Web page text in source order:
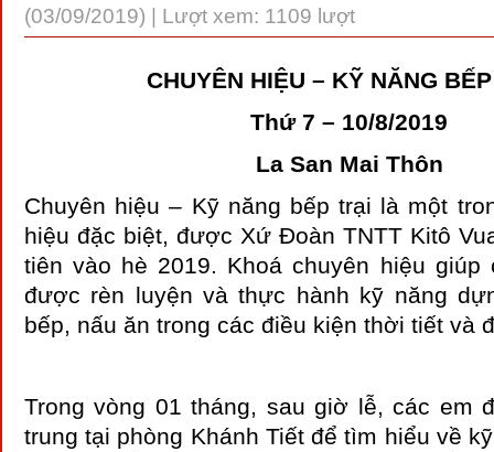
(03/09/2019) | Lượt xem: 1109 lượt
CHUYÊN HIỆU – KỸ NĂNG
Thứ 7 – 10/8/2019
La San Mai Thôn
Chuyên hiệu – Kỹ năng bếp trại là một
hiệu đặc biệt, được Xứ Đoàn TNTT Kitô
tiên vào hè 2019. Khoá chuyên hiệu giúp
được rèn luyện và thực hành kỹ năng
bếp, nấu ăn trong các điều kiện thời tiết và
Trong vòng 01 tháng, sau giờ lễ, các em
trung tại phòng Khánh Tiết để tìm hiểu về